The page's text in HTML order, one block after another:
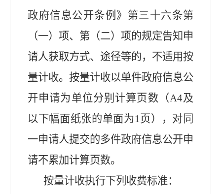
政府信息公开条例》第三十六条第
（一）项、第（二）项的规定告知申
请人获取方式、途径等的，不适用按
量计收。按量计收以单件政府信息公
开申请为单位分别计算页数（A4及
以下幅面纸张的单面为1页），对同
一申请人提交的多件政府信息公开申
请不累加计算页数。
按量计收执行下列收费标准：